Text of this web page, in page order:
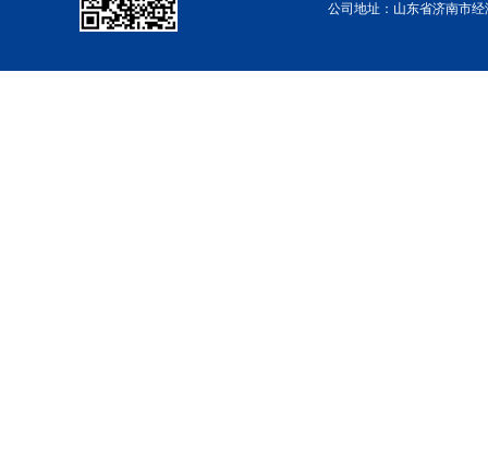
公司地址：山东省济南市